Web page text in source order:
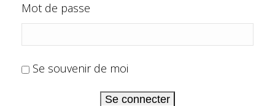
Mot de passe
Se souvenir de moi
Se connecter